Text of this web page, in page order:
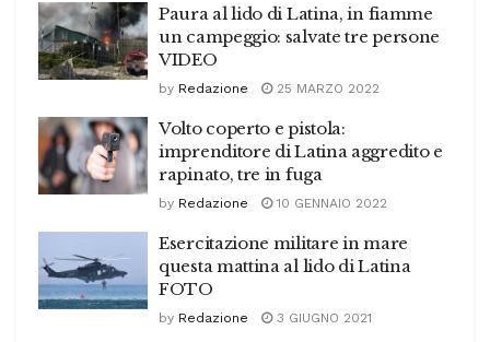
Paura al lido di Latina, in fiamme
un campeggio: salvate tre persone
VIDEO
by Redazione 25 MARZO 2022
Volto coperto e pistola:
imprenditore di Latina aggredito e
rapinato, tre in fuga
by Redazione 10 GENNAIO 2022
Esercitazione militare in mare
questa mattina al lido di Latina
FOTO
by Redazione 3 GIUGNO 2021